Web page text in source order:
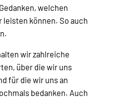
welchen
leisten können. So auch
wir zahlreiche
über die wir uns
für die wir uns an
bedanken. Auch